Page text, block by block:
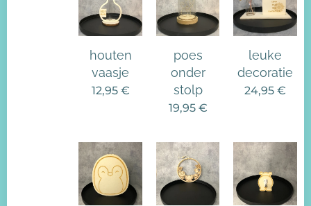
houten
vaasje
12,95€
poes
onder
stolp
19,95€
leuke
decoratie
24,95 €